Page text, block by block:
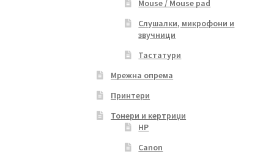
Mouse / Mouse pad
Слушалки, микрофони и
звучници
Тастатури
Мрежна опрема
Принтери
Тонери и кертриџи
HP
Canon